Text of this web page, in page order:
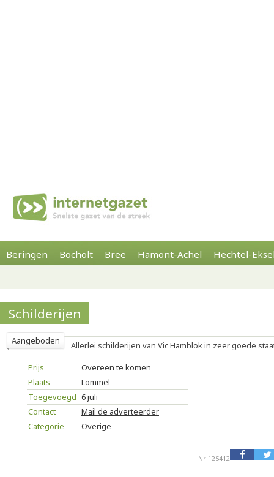
Beringen Bocholt Bree Hamont-Achel Hechtel-
Schilderijen
Aangeboden
Allerlei schilderijen van Vic Hamblok in zeer goede
Prijs
Overeen te komen
Plaats
Lommel
Toegevoegd 6 juli
Contact
Mail de adverteerder
Categorie
Overige
Nr 125412